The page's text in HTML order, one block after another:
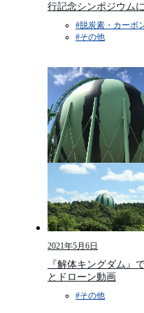
行記念シンポジウム
#脱炭素・カーボ
#その他
2021年5月6日
『解体キングダム
とドローン動画
#その他